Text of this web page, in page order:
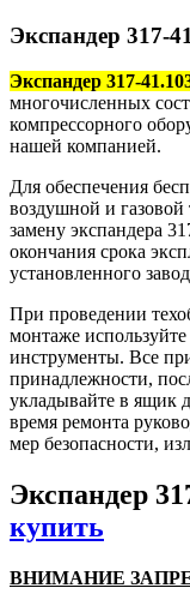
Экспандер 317-
Экспандер 317-
многочисленных
компрессорного
нашей компанией.
Для обеспечения
воздушной и газовой
замену экспандера
окончания срока
установленного
При проведении
монтаже
инструменты. Все
принадлежности,
укладывайте в ящик
время ремонта
мер безопасности,
Экспандер
купить
ВНИМАНИЕ